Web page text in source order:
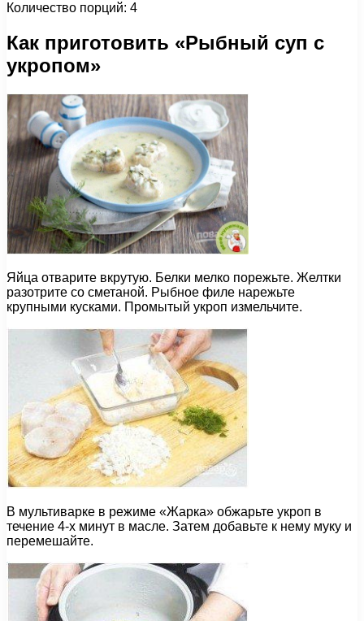
Количество порций: 4
Как приготовить «Рыбный суп с
укропом»
Яйца отварите вкрутую. Белки мелко порежьте. Желтки
разотрите со сметаной. Рыбное филе нарежьте
крупными кусками. Промытый укроп измельчите.
В мультиварке в режиме «Жарка» обжарьте укроп в
течение 4-х минут в масле. Затем добавьте к нему муку и
перемешайте.